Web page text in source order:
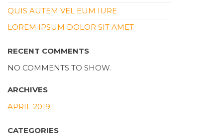
QUIS AUTEM VEL EUM IURE
LOREM IPSUM DOLOR SIT AMET
RECENT COMMENTS
NO COMMENTS TO SHOW.
ARCHIVES
APRIL 2019
CATEGORIES